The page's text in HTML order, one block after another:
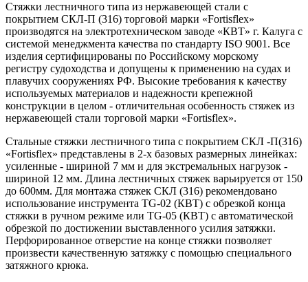
Стяжки лестничного типа из нержавеющей стали с
покрытием СКЛ-П (316) торговой марки «Fortisflex»
производятся на электротехническом заводе «КВТ» г. Калуга с
системой менеджмента качества по стандарту ISO 9001. Все
изделия сертифицированы по Российскому морскому
регистру судоходства и допущены к применению на судах и
плавучих сооружениях РФ. Высокие требования к качеству
используемых материалов и надежности крепежной
конструкции в целом - отличительная особенность стяжек из
нержавеющей стали торговой марки «Fortisflex».
Стальные стяжки лестничного типа с покрытием СКЛ -П(316)
«Fortisflex» представлены в 2-х базовых размерных линейках:
усиленные - шириной 7 мм и для экстремальных нагрузок -
шириной 12 мм. Длина лестничных стяжек варьируется от 150
до 600мм. Для монтажа стяжек СКЛ (316) рекомендовано
использование инструмента TG-02 (КВТ) с обрезкой конца
стяжки в ручном режиме или TG-05 (КВТ) с автоматической
обрезкой по достижении выставленного усилия затяжки.
Перфорированное отверстие на конце стяжки позволяет
произвести качественную затяжку с помощью специального
затяжного крюка.